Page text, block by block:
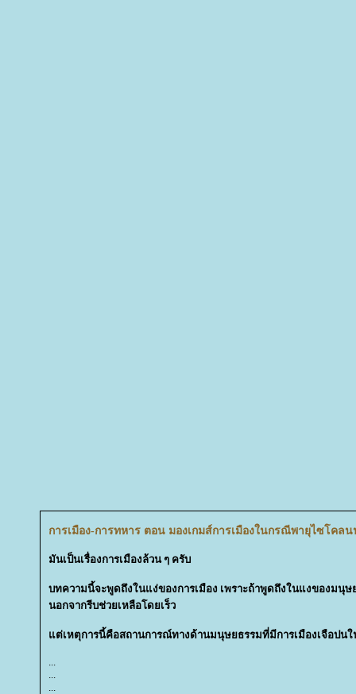
การเมือง-การทหาร ตอน มองเกมส์การเมืองในกรณีพายุไซโคล
มันเป็นเรื่องการเมืองล้วน ๆ ครับ
บทความนี้จะพูดถึงในแง่ของการเมือง เพราะถ้าพูดถึงในแงของมนุษ
นอกจากรีบช่วยเหลือโดยเร็ว
ต่เหตุการนี้คือสถานการณ์ทางด้านมนุษยธรรมที่มีการเมืองเจือปน
...
...
...